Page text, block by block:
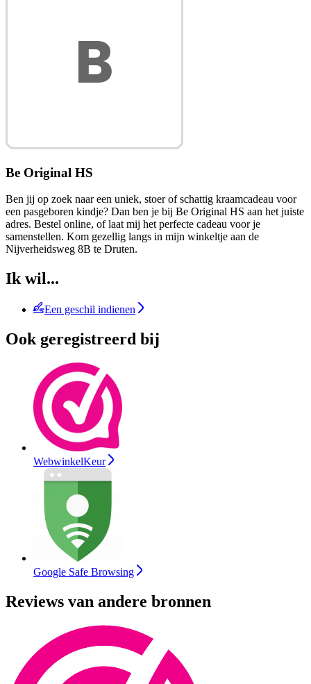
Be Original HS
Ben jij op zoek naar een uniek, stoer of schattig kraamcadeau voor
een pasgeboren kindje? Dan ben je bij Be Original HS aan het juiste
adres. Bestel online, of laat mij het perfecte cadeau voor je
samenstellen. Kom gezellig langs in mijn winkeltje aan de
Nijverheidsweg 8B te Druten.
Ik wil...
Een geschil indienen
Ook geregistreerd bij
WebwinkelKeur
Google Safe Browsing
Reviews van andere bronnen